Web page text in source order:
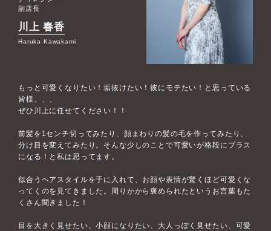
副店長
川上 春香
Haruka Kawakami
もっと可愛くなりたい！垢抜けたい！彼にモテたい！と思っている
皆様、、、
ぜひ川上に任せてください！！
前髪を1センチ切ってみたり、顔まわりの髪の毛を作ってみたり、
分け目を変えてみたり。そんな少しのことで可愛いが格段にプラス
になる！と私は思ってます。
似合うヘアスタイルを手に入れて、お顔や表情が驚くほど可愛くな
ってくのを見てきました。周りかから褒められたというお言葉もた
くさん聞きました！
目を大きく見せたい、小顔になりたい、大人っぽく見せたい、可愛